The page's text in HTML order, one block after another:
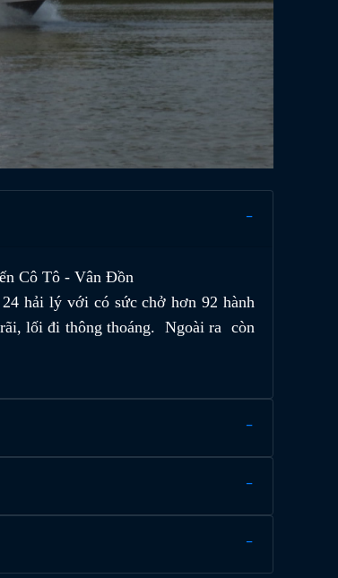
Cô Tô - Vân Đồn
hải lý với có sức chở hơn 92 hành
lối đi thông thoáng. Ngoài ra còn